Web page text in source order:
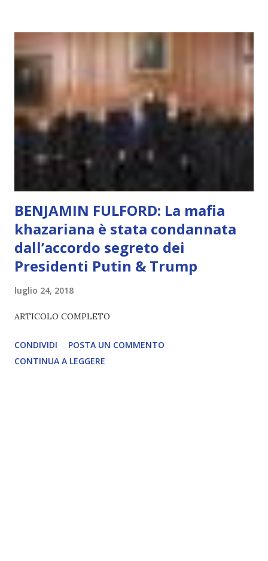
che permette di scegliere per amore anche quando non è la
scelta più efficiente. È ciò che ci collega all’Uno Infinito.
L’intelligenza può simulare comportamenti coscienti, ma
non può essere Coscienza. Può copiare, ma non può vivere
l’esperienza. Come diventerà ovvio Man mano che l’IA
diventerà sempre più avanzata (soprattutto tra il 2027 e il
2035), emergeranno situazioni che renderanno la differenza
lampante: L’IA sarà in gr...
BENJAMIN FULFORD: La mafia
khazariana è stata condannata
dall’accordo segreto dei
Presidenti Putin & Trump
luglio 24, 2018
ARTICOLO COMPLETO
CONDIVIDI
POSTA UN COMMENTO
CONTINUA A LEGGERE